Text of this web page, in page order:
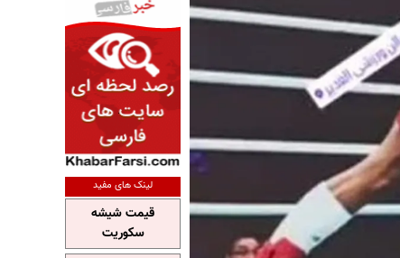
لینک های مفید
قیمت شیشه
سکوریت